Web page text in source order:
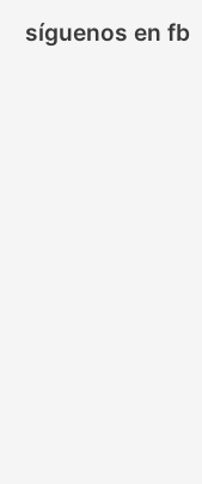
síguenos en fb